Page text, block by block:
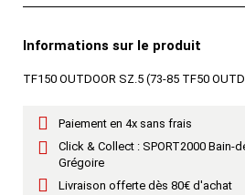
Informations sur le produit
TF150 OUTDOOR SZ.5 (73-85 TF50
Paiement en 4x sans frais
Click & Collect : SPORT2000 Bain-
Grégoire
Livraison offerte dès 80€ d'achat